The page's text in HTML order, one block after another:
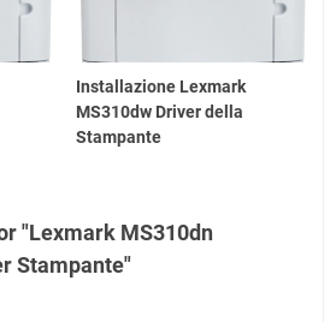
Installazione Lexmark
MS310dw Driver della
Stampante
"Lexmark MS310dn
Stampante"